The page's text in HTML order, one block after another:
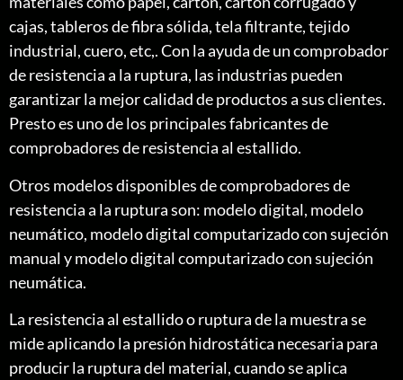
cajas, tableros de fibra sólida, tela filtrante, tejido
industrial, cuero, etc,. Con la ayuda de un comprobador
de resistencia a la ruptura, las industrias pueden
garantizar la mejor calidad de productos a sus clientes.
Presto es uno de los principales fabricantes de
comprobadores de resistencia al estallido.
Otros modelos disponibles de comprobadores de
resistencia a la ruptura son: modelo digital, modelo
neumático, modelo digital computarizado con sujeción
manual y modelo digital computarizado con sujeción
neumática.
La resistencia al estallido o ruptura de la muestra se
mide aplicando la presión hidrostática necesaria para
producir la ruptura del material, cuando se aplica